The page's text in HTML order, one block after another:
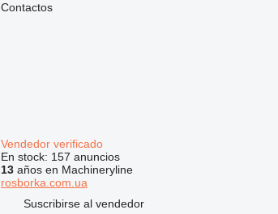
Contactos
Vendedor verificado
En stock: 157 anuncios
13años en Machineryline
rosborka.com.ua
Suscribirse al vendedor